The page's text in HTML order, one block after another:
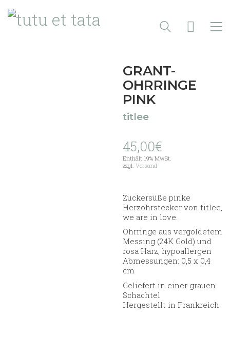
GRANT-
OHRRINGE
PINK
titlee
45,00€
Enthält 19% MwSt.
zzgl. Versand
Zuckersüße pinke
Herzohrstecker von titlee,
we are in love.
Ohrringe aus vergoldetem
Messing (24K Gold) und
rosa Harz, hypoallergen
Abmessungen: 0,5 x 0,4
cm
Geliefert in einer grauen
Schachtel
Hergestellt in Frankreich